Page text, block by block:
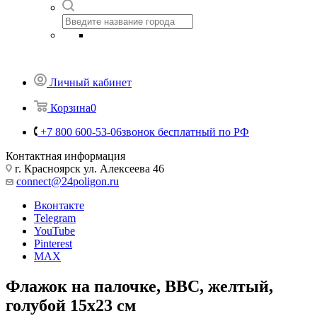
Личный кабинет
Корзина0
+7 800 600-53-06звонок бесплатный по РФ
Контактная информация
г. Красноярск ул. Алексеева 46
connect@24poligon.ru
Вконтакте
Telegram
YouTube
Pinterest
MAX
Флажок на палочке, ВВС, желтый,
голубой 15х23 см